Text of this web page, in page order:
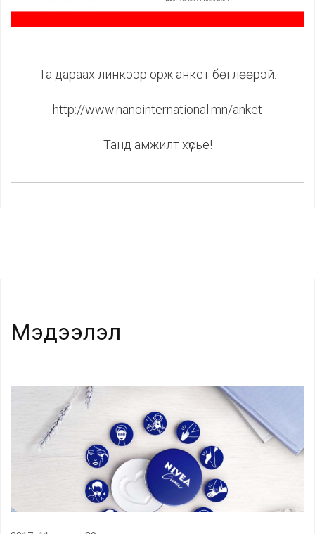
Та дараах линкээр орж анкет бөглөөрэй.
http://www.nanointernational.mn/anket
Танд амжилт хүсье!
Мэдээлэл